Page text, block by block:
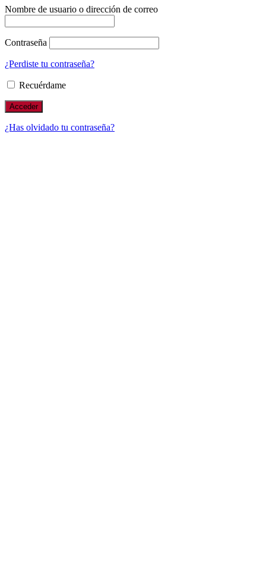
Nombre de usuario o dirección de correo
Contraseña
¿Perdiste tu contraseña?
Recuérdame
¿Has olvidado tu contraseña?